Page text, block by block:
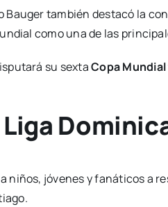
también destacó la
como una de las
su sextaCopa Mundial
niños, jóvenes y fanáticos a